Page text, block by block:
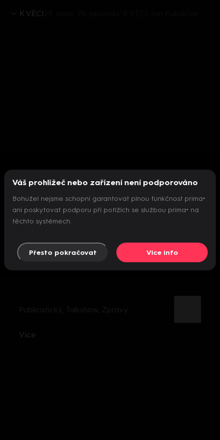
K VĚCI
Nepodařilo se inicializovat přehrávač
Publicistický Talkshow Zprávy
Více
Váš prohlížeč nebo zařízení není podporováno
Bohužel nejsme schopni garantovat plnou funkčnost prima+
ani poskytovat podporu při potížích se službou prima+ na
těchto systémech.
Přesto pokračovat Více info